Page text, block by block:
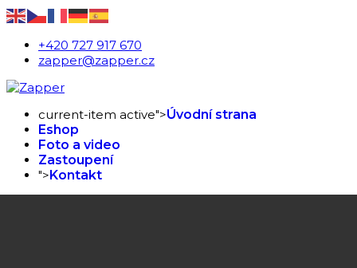
+420 727 917 670
zapper@zapper.cz
current-item active">Úvodní strana
Eshop
Foto a video
Zastoupení
">Kontakt